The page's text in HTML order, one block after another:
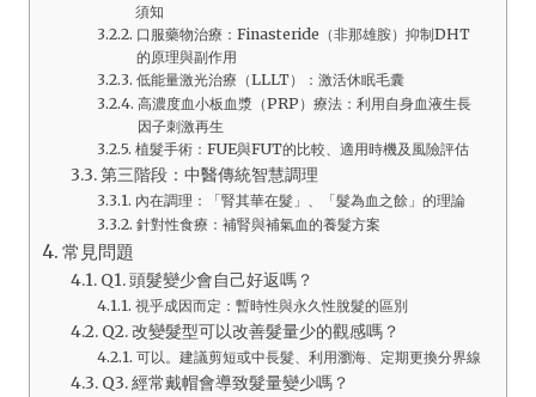
須知
口服藥物治療：Finasteride（非那雄胺）抑制DHT
的原理與副作用
低能量激光治療（LLLT）：激活休眠毛囊
高濃度血小板血漿（PRP）療法：利用自身血液生長
因子刺激再生
植髮手術：FUE與FUT的比較、適用時機及風險評估
第三階段：中醫傳統智慧調理
內在調理：「腎其華在髮」、「髮為血之餘」的理論
針對性食療：補腎與補氣血的養髮方案
常見問題
Q1. 頭髮變少會自己好返嗎？
視乎成因而定：暫時性與永久性脫髮的區別
Q2. 改變髮型可以改善髮量少的觀感嗎？
可以。建議剪短或中長髮、利用瀏海、定期更換分界線
Q3. 經常戴帽會導致髮量變少嗎？